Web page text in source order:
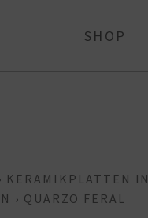
SHOP
› KERAMIKPLATTEN IN
› QUARZO FERAL